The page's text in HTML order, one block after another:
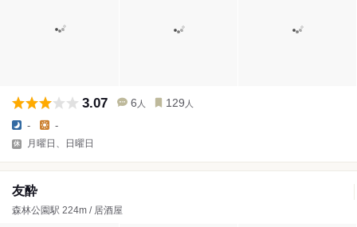
3.07 6 人 129 人
- -
月曜日、日曜日
友酔
森林公園駅 224m / 居酒屋